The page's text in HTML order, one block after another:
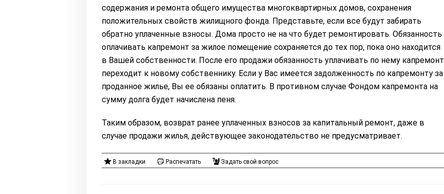
содержания и ремонта общего имущества многоквартирных домов, сохранения
положительных свойств жилищного фонда. Представьте, если все будут забирать
обратно уплаченные взносы. Дома просто не на что будет ремонтировать. Обязанность
оплачивать капремонт за жилое помещение сохраняется до тех пор, пока оно находится
в Вашей собственности. После его продажи обязанность уплачивать по нему капремонт
переходит к новому собственнику. Если у Вас имеется задолженность по капремонту за
проданное жилье, Вы ее обязаны оплатить. В противном случае Фондом капремонта на
сумму долга будет начислена пеня.
Таким образом, возврат ранее уплаченных взносов за капитальный ремонт, даже в
случае продажи жилья, действующее законодательство не предусматривает.
В закладки Распечатать Задать свой вопрос